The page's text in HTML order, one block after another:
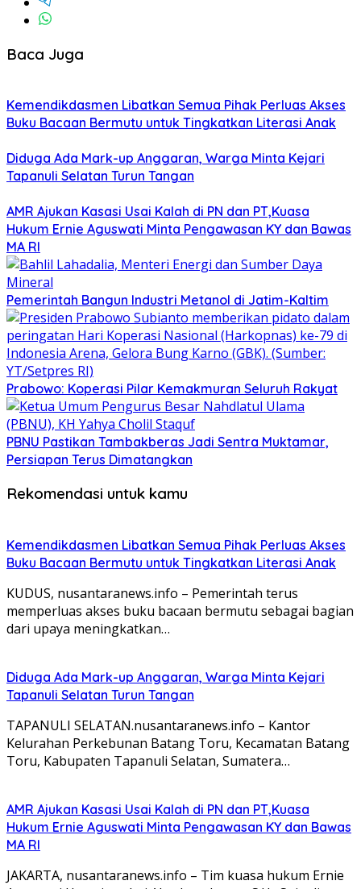
Baca Juga
Kemendikdasmen Libatkan Semua Pihak Perluas Akses
Buku Bacaan Bermutu untuk Tingkatkan Literasi Anak
Diduga Ada Mark-up Anggaran, Warga Minta Kejari
Tapanuli Selatan Turun Tangan
AMR Ajukan Kasasi Usai Kalah di PN dan PT,Kuasa
Hukum Ernie Aguswati Minta Pengawasan KY dan Bawas
MA RI
Pemerintah Bangun Industri Metanol di Jatim-Kaltim
Prabowo: Koperasi Pilar Kemakmuran Seluruh Rakyat
PBNU Pastikan Tambakberas Jadi Sentra Muktamar,
Persiapan Terus Dimatangkan
Rekomendasi untuk kamu
Kemendikdasmen Libatkan Semua Pihak Perluas Akses
Buku Bacaan Bermutu untuk Tingkatkan Literasi Anak
KUDUS, nusantaranews.info – Pemerintah terus
memperluas akses buku bacaan bermutu sebagai bagian
dari upaya meningkatkan…
Diduga Ada Mark-up Anggaran, Warga Minta Kejari
Tapanuli Selatan Turun Tangan
TAPANULI SELATAN.nusantaranews.info – Kantor
Kelurahan Perkebunan Batang Toru, Kecamatan Batang
Toru, Kabupaten Tapanuli Selatan, Sumatera…
AMR Ajukan Kasasi Usai Kalah di PN dan PT,Kuasa
Hukum Ernie Aguswati Minta Pengawasan KY dan Bawas
MA RI
JAKARTA, nusantaranews.info – Tim kuasa hukum Ernie